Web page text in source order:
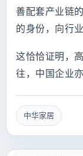
善配套产业链
的身份，向行
这恰恰证明，
往，中国企业亦
中华家居